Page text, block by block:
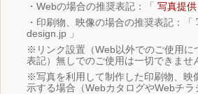
・Webの場合の推奨表記：「 写真提
・印刷物、映像の場合の推奨表記：「
design.jp 」
※リンク設置（Web以外でのご使用に
表記）無しでのご使用は一切できませ
※写真を利用して制作した印刷物、映
示する場合（WebカタログやWebチラ